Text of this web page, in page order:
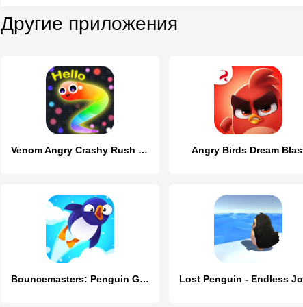
Другие приложения
Venom Angry Crashy Rush Online Angry Birds Dream
Bouncemasters: Penguin Games